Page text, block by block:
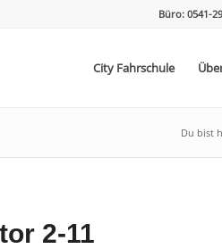
Büro: 0541-
City Fahrschule
Du bist
2-11